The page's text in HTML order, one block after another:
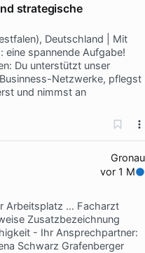
strategische
Deutschland | Mit
spannende Aufgabe!
Du unterstützt unser
Netzwerke, pflegst
und nimmst an
Gronau
vor 1 M
Arbeitsplatz … Facharzt
Zusatzbezeichnung
- Ihr Ansprechpartner:
Schwarz Grafenberger